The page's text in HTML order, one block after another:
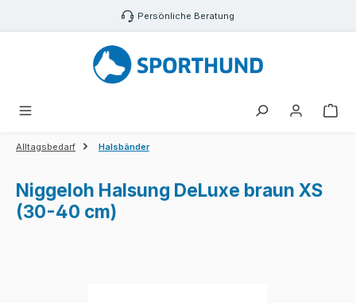
Zum Hauptinhalt springen Persönliche Beratung
Alltagsbedarf Halsbänder
Niggeloh Halsung DeLuxe braun XS
(30-40 cm)